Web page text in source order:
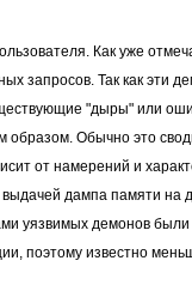
Как уже
запросов. Так как эти
"дыры" или
Обычно это
от намерений и
дампа памяти на
уязвимых демонов были
поэтому известно